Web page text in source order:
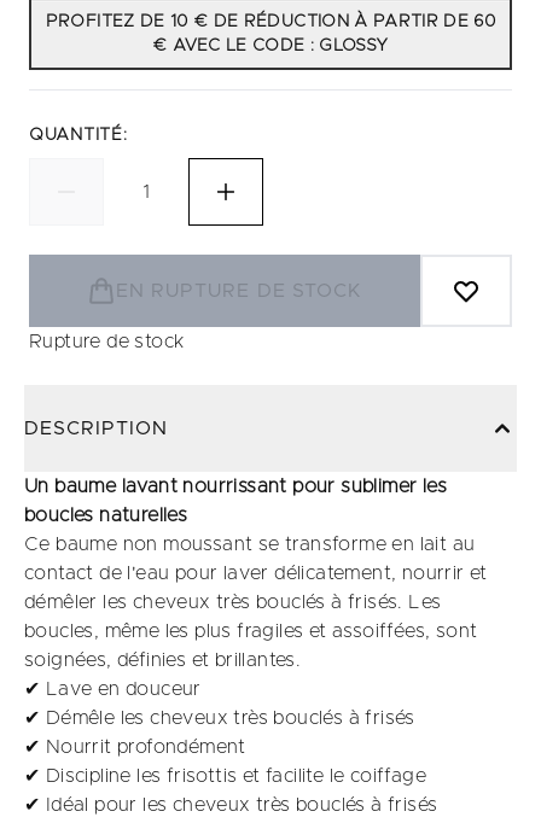
sur
la
même
page.
PROFITEZ DE 10 € DE RÉDUCTION À PARTIR DE 60
€ AVEC LE CODE : GLOSSY
QUANTITÉ:
EN RUPTURE DE STOCK
Rupture de stock
DESCRIPTION
Un baume lavant nourrissant pour sublimer les
boucles naturelles
Ce baume non moussant se transforme en lait au
contact de l'eau pour laver délicatement, nourrir et
démêler les cheveux très bouclés à frisés. Les
boucles, même les plus fragiles et assoiffées, sont
soignées, définies et brillantes.
✔ Lave en douceur
✔ Démêle les cheveux très bouclés à frisés
✔ Nourrit profondément
✔ Discipline les frisottis et facilite le coiffage
✔ Idéal pour les cheveux très bouclés à frisés